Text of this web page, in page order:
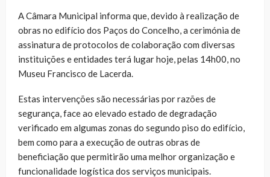
A Câmara Municipal informa que, devido à realização de
obras no edifício dos Paços do Concelho, a cerimónia de
assinatura de protocolos de colaboração com diversas
instituições e entidades terá lugar hoje, pelas 14h00, no
Museu Francisco de Lacerda.
Estas intervenções são necessárias por razões de
segurança, face ao elevado estado de degradação
verificado em algumas zonas do segundo piso do edifício,
bem como para a execução de outras obras de
beneficiação que permitirão uma melhor organização e
funcionalidade logística dos serviços municipais.